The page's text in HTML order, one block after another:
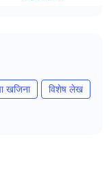
खजिना
विशेष लेख